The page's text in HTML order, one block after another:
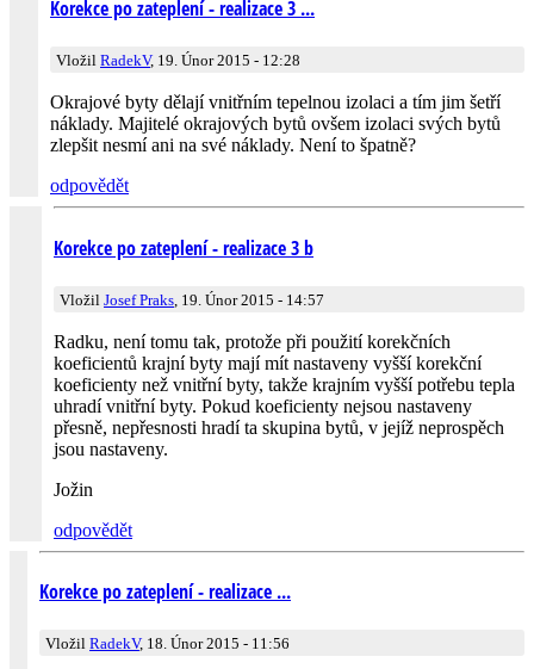
Korekce po zateplení - realizace 3 ...
Vložil RadekV, 19. Únor 2015 - 12:28
Okrajové byty dělají vnitřním tepelnou izolaci a tím jim šetří
náklady. Majitelé okrajových bytů ovšem izolaci svých bytů
zlepšit nesmí ani na své náklady. Není to špatně?
odpovědět
Korekce po zateplení - realizace 3 b
Vložil Josef Praks , 19. Únor 2015 - 14:57
Radku, není tomu tak, protože při použití korekčních
koeficientů krajní byty mají mít nastaveny vyšší korekční
koeficienty než vnitřní byty, takže krajním vyšší potřebu tepla
uhradí vnitřní byty. Pokud koeficienty nejsou nastaveny
přesně, nepřesnosti hradí ta skupina bytů, v jejíž neprospěch
jsou nastaveny.
Jožin
odpovědět
Korekce po zateplení - realizace ...
Vložil RadekV, 18. Únor 2015 - 11:56